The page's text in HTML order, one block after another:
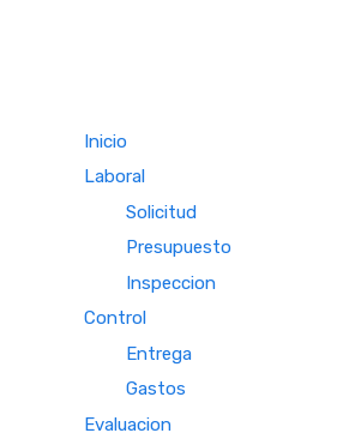
Inicio
Laboral
Solicitud
Presupuesto
Inspeccion
Control
Entrega
Gastos
Evaluacion